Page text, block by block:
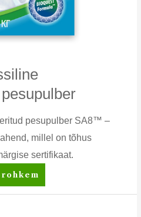
pesupulber SA8™ –
millel on tõhus
sertifikaat.